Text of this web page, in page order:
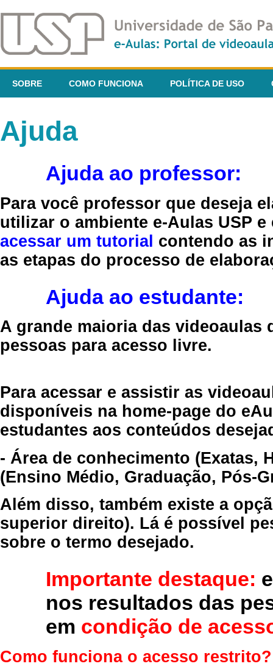
SOBRE COMO FUNCIONA POLÍTICA DE USO
Ajuda
Ajuda ao professor:
Para você professor que deseja
utilizar o ambiente e-Aulas USP
acessar um tutorial contendo as
as etapas do processo de
Ajuda ao estudante:
A grande maioria das videoaulas
pessoas para acesso livre.
Para acessar e assistir as
disponíveis na home-page do
estudantes aos conteúdos
- Área de conhecimento (Exatas,
(Ensino Médio, Graduação, Pós-
Além disso, também existe a
superior direito). Lá é possível
sobre o termo desejado.
Importante destaque:
nos resultados das
em condição de
Como funciona o acesso restrito?